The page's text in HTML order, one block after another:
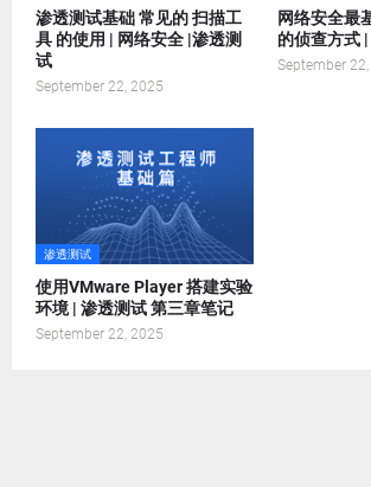
渗透测试基础 常见的 扫描工
具 的使用 | 网络安全 |渗透测
试
September 22, 2025
网络安全最
的侦查方式
September
渗透测试
使用VMware Player 搭建实验
环境 | 渗透测试 第三章笔记
September 22, 2025